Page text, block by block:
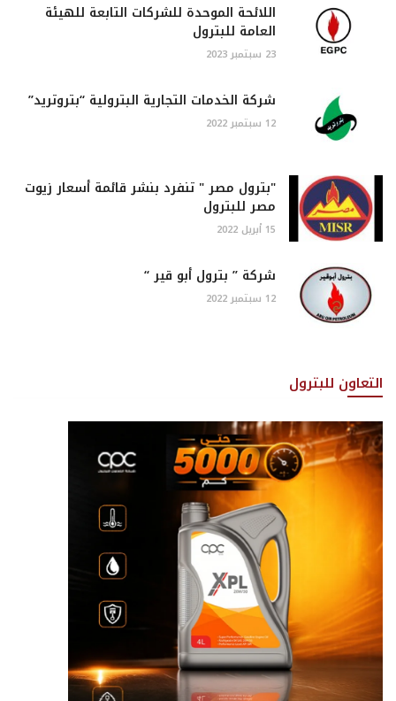
اللائحة الموحدة للشركات التابعة للهيئة
العامة للبترول
23 سبتمبر 2023
شركة الخدمات التجارية البترولية “بتروتريد”
12 سبتمبر 2022
"بترول مصر " تنفرد بنشر قائمة أسعار زيوت
مصر للبترول
15 أبريل 2022
شركة ” بترول أبو قير “
12 سبتمبر 2022
التعاون للبترول